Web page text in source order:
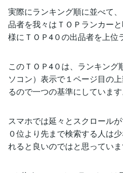
実際にランキング順に並べて
品者を我々はＴＯＰランカー
様にＴＯＰ4０の出品者を上位
このＴＯＰ4０は、ランキン
ソコン）表示で１ページ目の
るので一つの基準にしています
スマホでは延々とスクロール
０位より先まで検索する人は
れると良いのではと思っていま